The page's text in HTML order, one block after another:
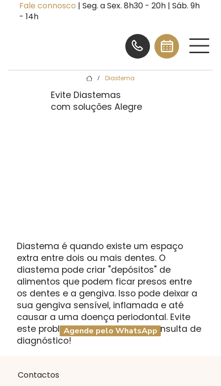
Fale connosco | Seg. a Sex. 8h30 - 20h | Sáb. 9h
- 14h
/ Diastema
Evite Diastemas
com soluções Alegre
Diastema é quando existe um espaço
extra entre dois ou mais dentes. O
diastema pode criar "depósitos" de
alimentos que podem ficar presos entre
os dentes e a gengiva. Isso pode deixar a
sua gengiva sensível, inflamada e até
causar a uma doença periodontal. Evite
este problema e agende uma consulta de
diagnóstico!
Agende pelo WhatsApp
Contactos